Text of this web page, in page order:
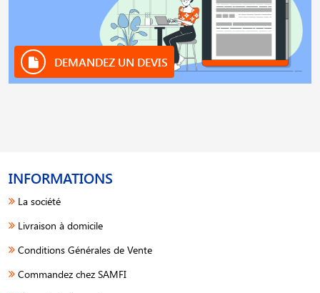
DEMANDEZ UN DEVIS
INFORMATIONS
La société
Livraison à domicile
Conditions Générales de Vente
Commandez chez SAMFI